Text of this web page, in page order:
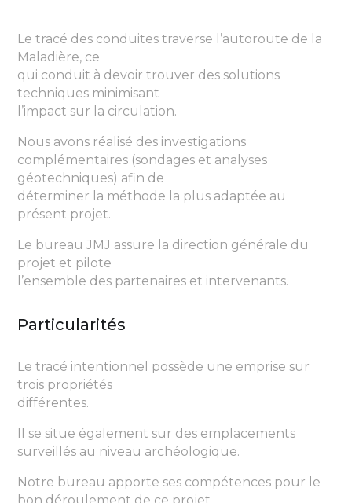
Le tracé des conduites traverse l’autoroute de la
Maladière, ce
qui conduit à devoir trouver des solutions
techniques minimisant
l’impact sur la circulation.
Nous avons réalisé des investigations
complémentaires (sondages et analyses
géotechniques) afin de
déterminer la méthode la plus adaptée au
présent projet.
Le bureau JMJ assure la direction générale du
projet et pilote
l’ensemble des partenaires et intervenants.
Particularités
Le tracé intentionnel possède une emprise sur
trois propriétés
différentes.
Il se situe également sur des emplacements
surveillés au niveau archéologique.
Notre bureau apporte ses compétences pour le